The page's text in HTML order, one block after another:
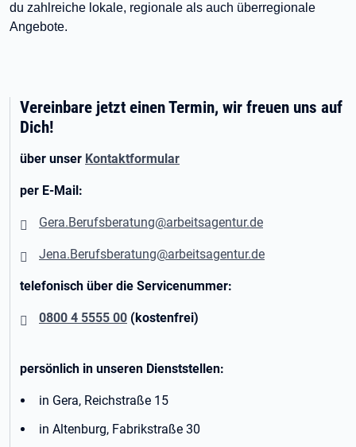
du zahlreiche lokale, regionale als auch überregionale
Angebote.
Vereinbare jetzt einen Termin, wir freuen uns auf
Dich!
über unser Kontaktformular
per E-Mail:
Gera.Berufsberatung@arbeitsagentur.de
Jena.Berufsberatung@arbeitsagentur.de
telefonisch über die Servicenummer:
0800 4 5555 00 (kostenfrei)
persönlich in unseren Dienststellen:
in Gera, Reichstraße 15
in Altenburg, Fabrikstraße 30